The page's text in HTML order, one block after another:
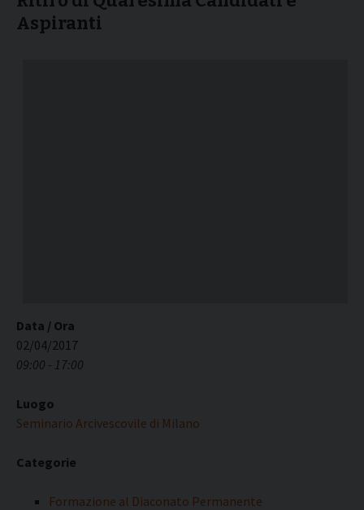
Aspiranti
Data / Ora
02/04/2017
09:00 - 17:00
Luogo
Seminario Arcivescovile di Milano
Categorie
Formazione al Diaconato Permanente